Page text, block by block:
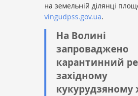
на земельній ділянці
vingudpss.gov.ua.
На Волині
запроваджено
карантинний
західному
кукурудзяному